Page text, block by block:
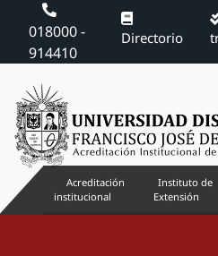
018000 -
914410
Directorio
Acreditación
institucional
Instituto de
Extensión